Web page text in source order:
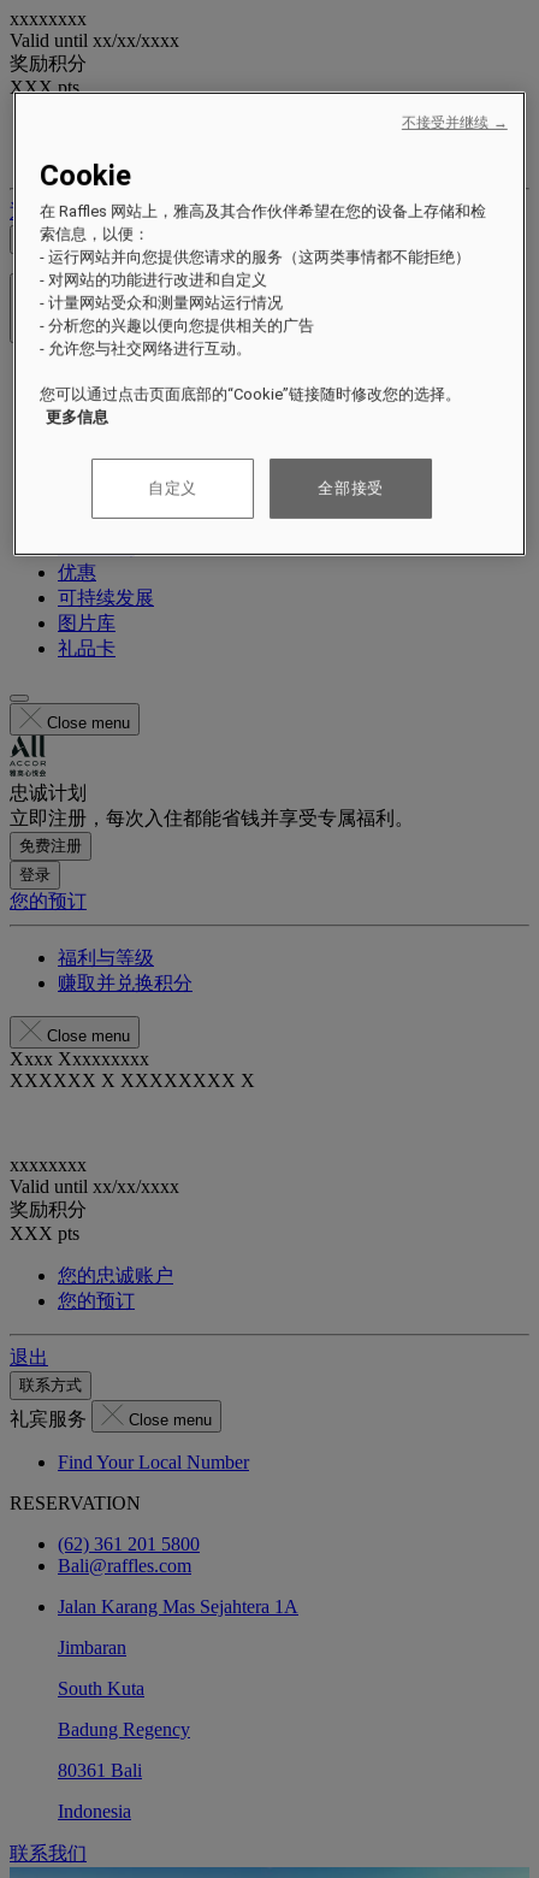
xxxxxxxx
Valid until xx/xx/xxxx
奖励积分
XXXpts
退出
查看价格
酒店及度假村
打开菜单
私人别墅
The RESIDENCE
当前活动
重要时刻
优惠
可持续发展
图片库
礼品卡
Close menu
忠诚计划
立即注册，每次入住都能省钱并享受专属福利。
免费注册
登录
您的预订
福利与等级
赚取并兑换积分
Close menu
Xxxx Xxxxxxxxx
XXXXXX X XXXXXXXX X
xxxxxxxx
Valid until xx/xx/xxxx
奖励积分
XXX pts
您的忠诚账户
您的预订
退出
联系方式
礼宾服务 Close menu
Find Your Local Number
RESERVATION
(62) 361 201 5800
Bali@raffles.com
Jalan Karang Mas Sejahtera 1A
Jimbaran
South Kuta
Badung Regency
80361 Bali
Indonesia
联系我们
Cookie
在 Raffles 网站上，雅高及其合作伙伴希望在您的设备上存储和检
索信息，以便：
- 运行网站并向您提供您请求的服务（这两类事情都不能拒绝）
- 对网站的功能进行改进和自定义
- 计量网站受众和测量网站运行情况
- 分析您的兴趣以便向您提供相关的广告
- 允许您与社交网络进行互动。
您可以通过点击页面底部的“Cookie”链接随时修改您的选择。
更多信息
自定义 全部接受
不接受并继续 →